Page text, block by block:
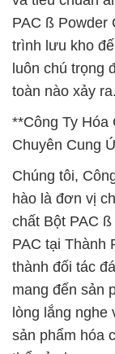
PAC ß Powder
trình lưu kho
luôn chú trọng
toàn nào xảy ra.
**Công Ty
Chuyên Cung
Chúng tôi,
hào là đơn vị
chất Bột PAC
PAC tại Thành
thành đối tác
mang đến sản
lòng lắng
sản phẩm hóa